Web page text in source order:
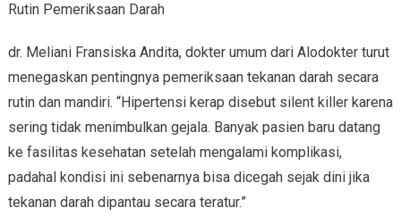
Rutin Pemeriksaan Darah
dr. Meliani Fransiska Andita, dokter umum dari Alodokter turut
menegaskan pentingnya pemeriksaan tekanan darah secara
rutin dan mandiri. “Hipertensi kerap disebut silent killer karena
sering tidak menimbulkan gejala. Banyak pasien baru datang
ke fasilitas kesehatan setelah mengalami komplikasi,
padahal kondisi ini sebenarnya bisa dicegah sejak dini jika
tekanan darah dipantau secara teratur.”